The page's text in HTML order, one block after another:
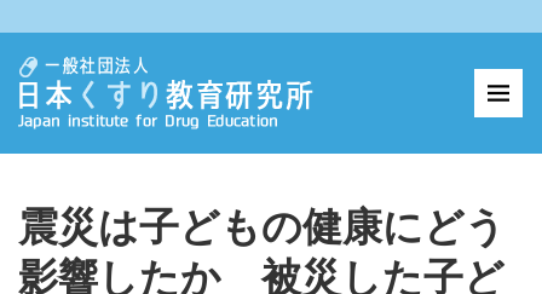
震災は子どもの健康にどう
影響したか 被災した子ど